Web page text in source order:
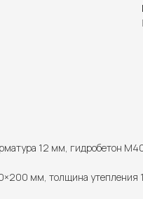
12 мм, гидробетон
мм, толщина